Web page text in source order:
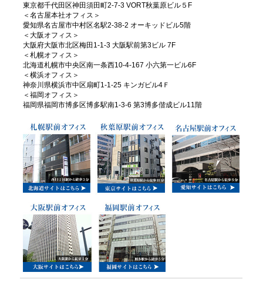
東京都千代田区神田須田町2-7-3 VORT秋葉原ビル５F
＜名古屋本社オフィス＞
愛知県名古屋市中村区名駅2-38-2 オーキッドビル5階
＜大阪オフィス＞
大阪府大阪市北区梅田1-1-3 大阪駅前第3ビル 7F
＜札幌オフィス＞
北海道札幌市中央区南一条西10-4-167 小六第一ビル6F
＜横浜オフィス＞
神奈川県横浜市中区扇町1-1-25 キンガビル4Ｆ
＜福岡オフィス＞
福岡県福岡市博多区博多駅南1-3-6 第3博多偕成ビル11階